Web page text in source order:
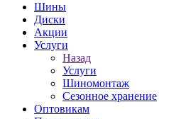
Шины
Диски
Акции
Услуги
Назад
Услуги
Шиномонтаж
Сезонное хранение
Оптовикам